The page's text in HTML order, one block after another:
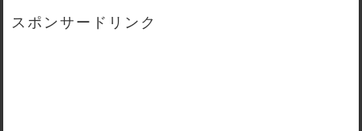
スポンサードリンク